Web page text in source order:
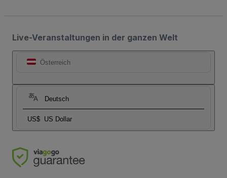
Live-Veranstaltungen in der ganzen Welt
Österreich
Deutsch
US$ US Dollar